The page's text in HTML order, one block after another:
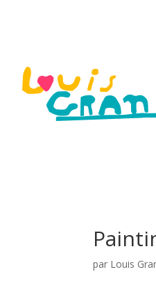
par Louis